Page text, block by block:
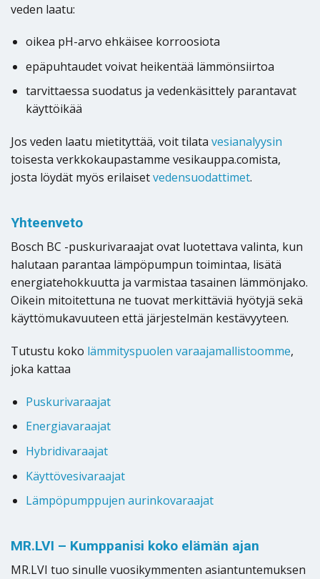
veden laatu:
oikea pH-arvo ehkäisee korroosiota
epäpuhtaudet voivat heikentää lämmönsiirtoa
tarvittaessa suodatus ja vedenkäsittely parantavat
käyttöikää
Jos veden laatu mietityttää, voit tilata vesianalyysin
toisesta verkkokaupastamme vesikauppa.comista,
josta löydät myös erilaisetvedensuodattimet.
Yhteenveto
Bosch BC -puskurivaraajat ovat luotettava valinta, kun
halutaan parantaa lämpöpumpun toimintaa, lisätä
energiatehokkuutta ja varmistaa tasainen lämmönjako.
Oikein mitoitettuna ne tuovat merkittäviä hyötyjä sekä
käyttömukavuuteen että järjestelmän kestävyyteen.
Tutustu koko lämmityspuolen varaajamallistoomme,
joka kattaa
Puskurivaraajat
Energiavaraajat
Hybridivaraajat
Käyttövesivaraajat
Lämpöpumppujen aurinkovaraajat
MR.LVI – Kumppanisi koko elämän ajan
MR.LVI tuo sinulle vuosikymmenten asiantuntemuksen